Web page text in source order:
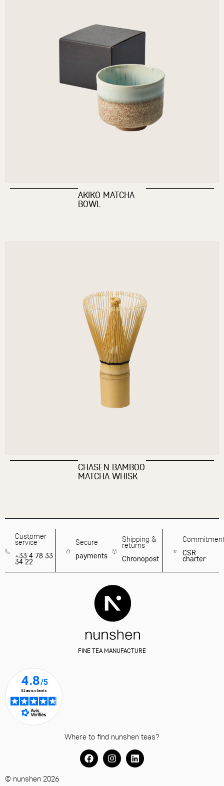
AKIKO MATCHA
BOWL
CHASEN BAMBOO
MATCHA WHISK
Customer
service
+33 4 78 33
34 22
Secure
payments
Shipping &
returns
Chronopost
CSR
charter
FINE TEA MANUFACTURE
Where to find nunshen teas?
© nunshen 2026